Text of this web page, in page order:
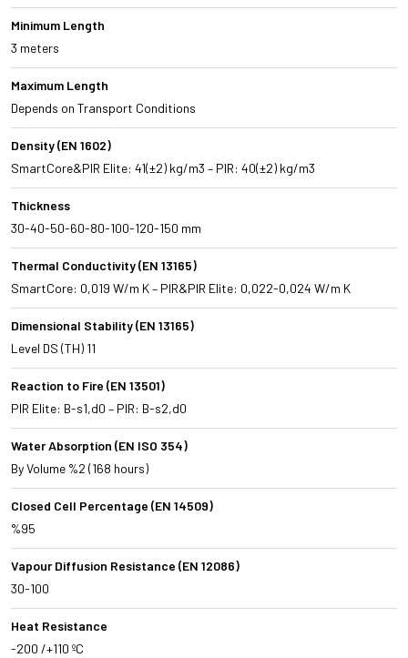
Minimum Length
3 meters
Maximum Length
Depends on Transport Conditions
Density (EN 1602)
SmartCore&PIR Elite: 41(±2) kg/m3 – PIR: 40(±2) kg/m3
Thickness
30-40-50-60-80-100-120-150 mm
Thermal Conductivity (EN 13165)
SmartCore: 0,019 W/m K – PIR&PIR Elite: 0,022-0,024 W/m K
Dimensional Stability (EN 13165)
Level DS (TH) 11
Reaction to Fire (EN 13501)
PIR Elite: B-s1,d0 – PIR: B-s2,d0
Water Absorption (EN ISO 354)
By Volume %2 (168 hours)
Closed Cell Percentage (EN 14509)
%95
Vapour Diffusion Resistance (EN 12086)
30-100
Heat Resistance
-200 /+110 ºC